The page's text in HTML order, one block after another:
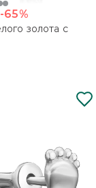
-65%
золота с